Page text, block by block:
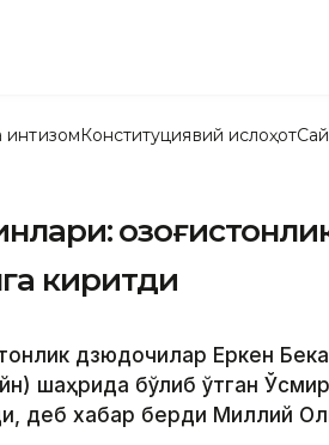
интизомКонституциявий ислоҳот
киритди
дзюдочилар Еркен
шаҳрида бўлиб ўтган
деб хабар берди Миллий